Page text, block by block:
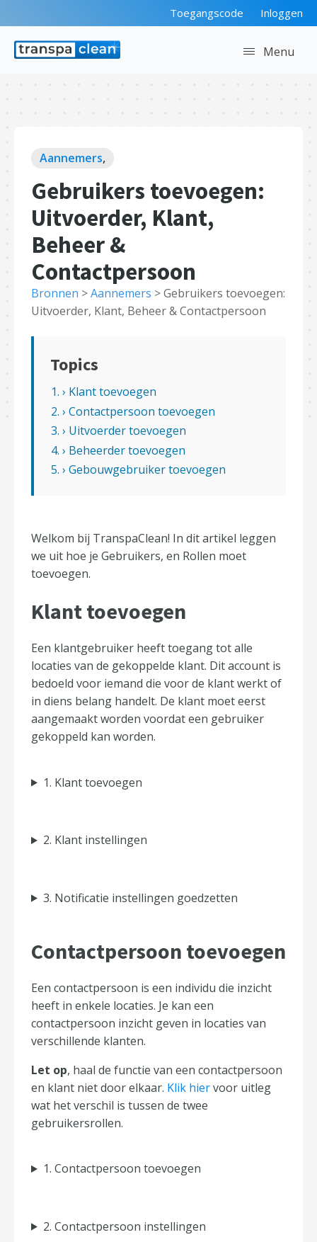
Toegangscode Inloggen
Menu
Aannemers,
Gebruikers toevoegen:
Uitvoerder, Klant,
Beheer &
Contactpersoon
Bronnen >Aannemers >Gebruikers toevoegen:
Uitvoerder, Klant, Beheer & Contactpersoon
Topics
1. › Klant toevoegen
2. › Contactpersoon toevoegen
3. › Uitvoerder toevoegen
4. › Beheerder toevoegen
5. › Gebouwgebruiker toevoegen
Welkom bij TranspaClean! In dit artikel leggen
we uit hoe je Gebruikers, en Rollen moet
toevoegen.
Klant toevoegen
Een klantgebruiker heeft toegang tot alle
locaties van de gekoppelde klant. Dit account is
bedoeld voor iemand die voor de klant werkt of
in diens belang handelt. De klant moet eerst
aangemaakt worden voordat een gebruiker
gekoppeld kan worden.
1. Klant toevoegen
2. Klant instellingen
3. Notificatie instellingen goedzetten
Contactpersoon toevoegen
Een contactpersoon is een individu die inzicht
heeft in enkele locaties. Je kan een
contactpersoon inzicht geven in locaties van
verschillende klanten.
Let op, haal de functie van een contactpersoon
en klant niet door elkaar. Klik hiervoor uitleg
wat het verschil is tussen de twee
gebruikersrollen.
1. Contactpersoon toevoegen
2. Contactpersoon instellingen